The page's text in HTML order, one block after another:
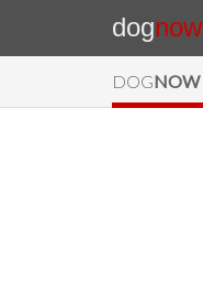
dognow
DOGNOW